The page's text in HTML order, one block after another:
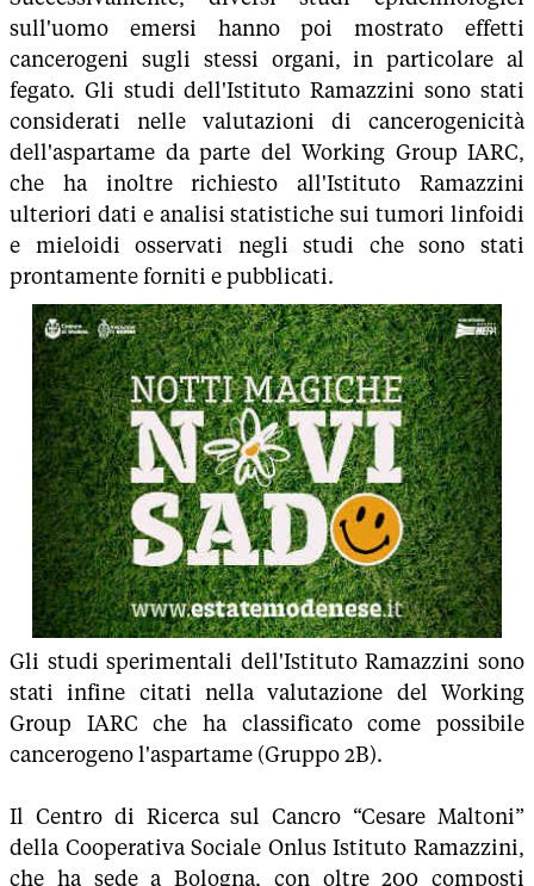
sull'uomo emersi hanno poi mostrato effetti
cancerogeni sugli stessi organi, in particolare al
fegato. Gli studi dell'Istituto Ramazzini sono stati
considerati nelle valutazioni di cancerogenicità
dell'aspartame da parte del Working Group IARC,
che ha inoltre richiesto all'Istituto Ramazzini
ulteriori dati e analisi statistiche sui tumori linfoidi
e mieloidi osservati negli studi che sono stati
prontamente forniti e pubblicati.
Gli studi sperimentali dell'Istituto Ramazzini sono
stati infine citati nella valutazione del Working
Group IARC che ha classificato come possibile
cancerogeno l'aspartame (Gruppo 2B).
Il Centro di Ricerca sul Cancro “Cesare Maltoni”
della Cooperativa Sociale Onlus Istituto Ramazzini,
che ha sede a Bologna, con oltre 200 composti